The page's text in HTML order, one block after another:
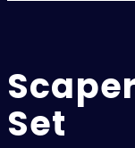
Set